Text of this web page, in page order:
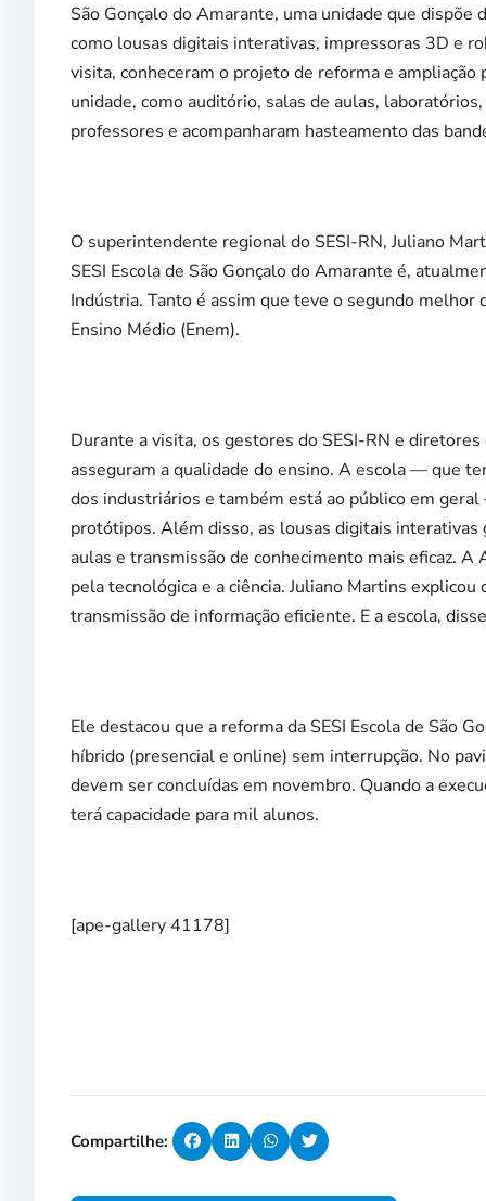
São Gonçalo do Amarante, uma unidade que
como lousas digitais interativas, impressoras 3D e
visita, conheceram o projeto de reforma e
unidade, como auditório, salas de aulas,
professores e acompanharam hasteamento das
O superintendente regional do SESI-RN, Juliano
SESI Escola de São Gonçalo do Amarante é,
Indústria. Tanto é assim que teve o segundo melhor
Ensino Médio (Enem).
Durante a visita, os gestores do SESI-RN e
asseguram a qualidade do ensino. A escola — que
dos industriários e também está ao público em
protótipos. Além disso, as lousas digitais
aulas e transmissão de conhecimento mais eficaz.
pela tecnológica e a ciência. Juliano Martins
transmissão de informação eficiente. E a escola,
Ele destacou que a reforma da SESI Escola de São
híbrido (presencial e online) sem interrupção. No
devem ser concluídas em novembro. Quando a
terá capacidade para mil alunos.
[ape-gallery 41178]
Compartilhe: